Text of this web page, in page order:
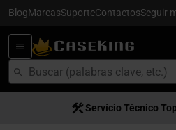
BlogMarcasSuporteContactosSeguir
Servício Técnico Top